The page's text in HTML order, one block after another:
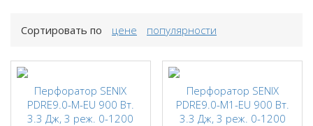
Сортировать по цене популярности
Перфоратор SENIX
PDRE9.0-M-EU 900 Вт.
3.3 Дж, 3 реж. 0-1200
Перфоратор SENIX
PDRE9.0-M1-EU 900 Вт.
3.3 Дж, 3 реж. 0-1200